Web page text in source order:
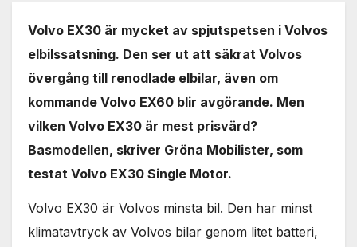
Volvo EX30 är mycket av spjutspetsen i Volvos
elbilssatsning. Den ser ut att säkrat Volvos
övergång till renodlade elbilar, även om
kommande Volvo EX60 blir avgörande. Men
vilken Volvo EX30 är mest prisvärd?
Basmodellen, skriver Gröna Mobilister, som
testat Volvo EX30 Single Motor.
Volvo EX30 är Volvos minsta bil. Den har minst
klimatavtryck av Volvos bilar genom litet batteri,